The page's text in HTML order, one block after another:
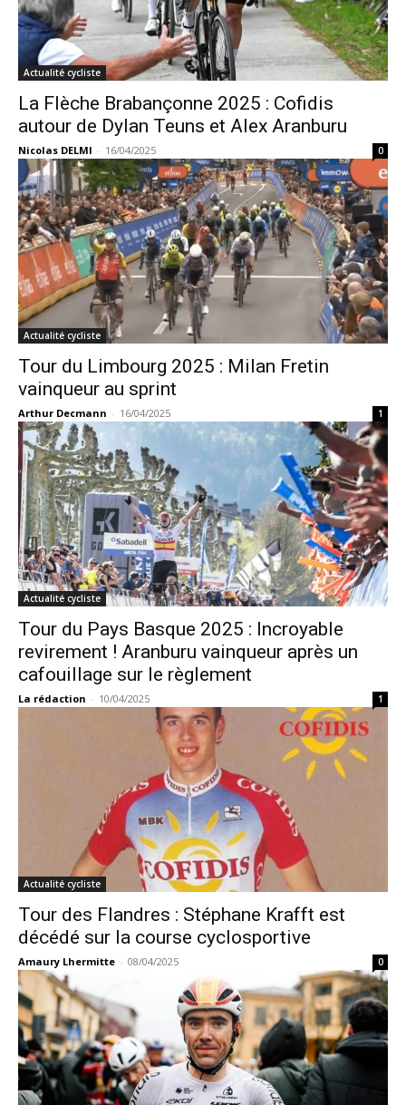
Actualité cycliste
La Flèche Brabançonne 2025 : Cofidis
autour de Dylan Teuns et Alex Aranburu
Nicolas DELMI - 16/04/2025 0
Actualité cycliste
Tour du Limbourg 2025 : Milan Fretin
vainqueur au sprint
Arthur Decmann - 16/04/2025 1
Actualité cycliste
Tour du Pays Basque 2025 : Incroyable
revirement ! Aranburu vainqueur après un
cafouillage sur le règlement
La rédaction - 10/04/2025 1
Actualité cycliste
Tour des Flandres : Stéphane Krafft est
décédé sur la course cyclosportive
Amaury Lhermitte - 08/04/2025 0